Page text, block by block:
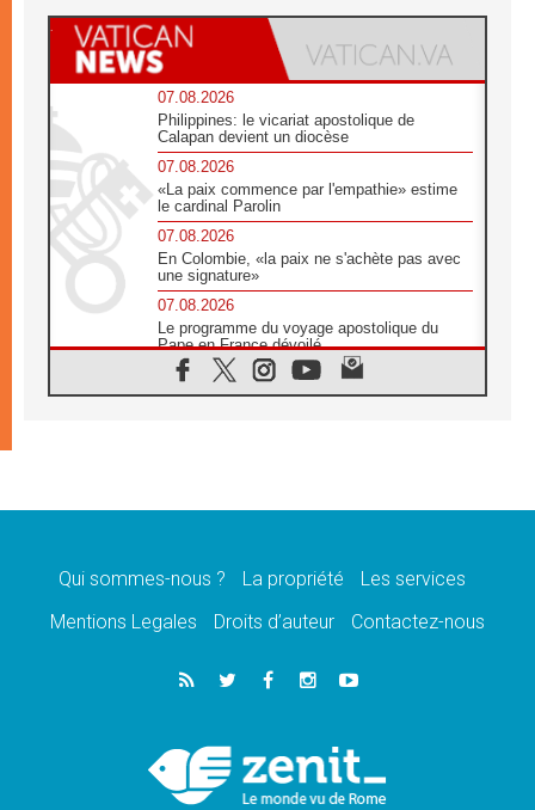
07.08.2026
Philippines: le vicariat apostolique de
Calapan devient un diocèse
07.08.2026
«La paix commence par l'empathie» estime
le cardinal Parolin
07.08.2026
En Colombie, «la paix ne s'achète pas avec
une signature»
07.08.2026
Le programme du voyage apostolique du
Pape en France dévoilé
07.08.2026
1ère Conférence continentale sur l'éducation
07.08.2026
07.08.2026
lancement des «dix jours de prière pour la
06.08.2026
Préparatifs des JMJ 2027 à Séoul: «c'est
Chrétiens et confucéens: respect et sagesse
pour relever les «défis urgents»
Qui sommes-nous ? La propriété
Les services
Mentions Legales
Droits d’auteur Contactez-nous